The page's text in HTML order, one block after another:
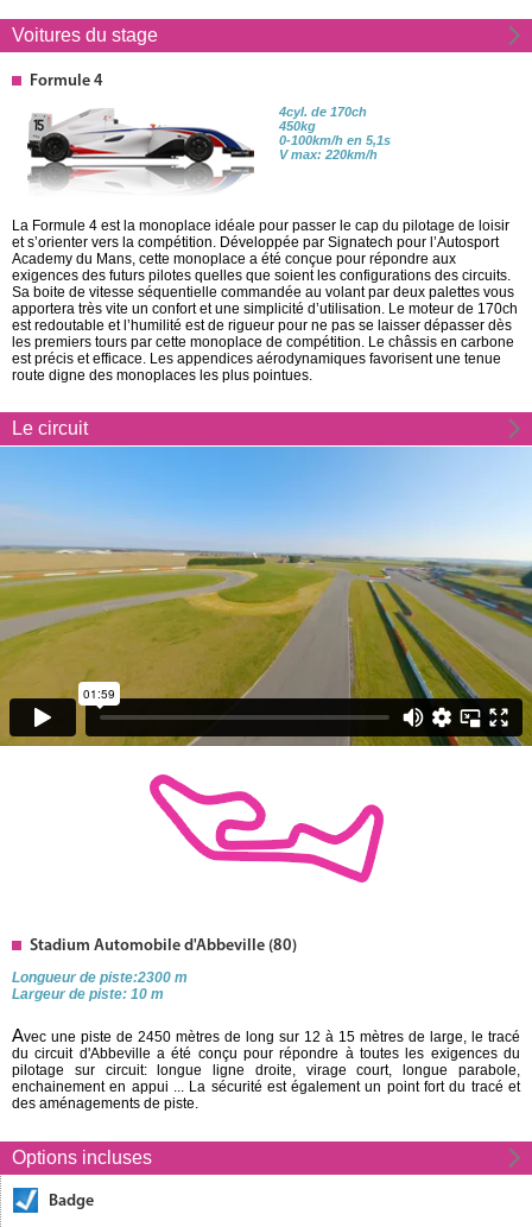
Options incluses
Badge
Voitures du stage
Formule 4
4cyl. de 170ch
450kg
0-100km/h en 5,1s
V max: 220km/h
La Formule 4 est la monoplace idéale pour passer le cap du pilotage de loisir
et s’orienter vers la compétition. Développée par Signatech pour l’Autosport
Academy du Mans, cette monoplace a été conçue pour répondre aux
exigences des futurs pilotes quelles que soient les configurations des circuits.
Sa boite de vitesse séquentielle commandée au volant par deux palettes vous
apportera très vite un confort et une simplicité d’utilisation. Le moteur de 170ch
est redoutable et l’humilité est de rigueur pour ne pas se laisser dépasser dès
les premiers tours par cette monoplace de compétition. Le châssis en carbone
est précis et efficace. Les appendices aérodynamiques favorisent une tenue
route digne des monoplaces les plus pointues.
Le circuit
Stadium Automobile d'Abbeville (80)
Longueur de piste:2300 m
Largeur de piste: 10 m
Avec une piste de 2450 mètres de long sur 12 à 15 mètres de large, le tracé
du circuit d'Abbeville a été conçu pour répondre à toutes les exigences du
pilotage sur circuit: longue ligne droite, virage court, longue parabole,
enchainement en appui ... La sécurité est également un point fort du tracé et
des aménagements de piste.